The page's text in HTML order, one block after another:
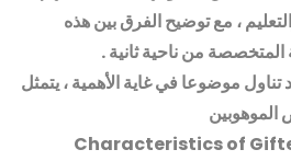
، مع توضيح الفرق بين هذه
من ناحية ثانية.
تناول موضوعا في غاية الأهمية ، يتمثل
Characteristics of